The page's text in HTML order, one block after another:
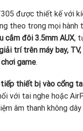
được thiết kế với
theo trong mọi hành
cắm đôi 3.5mm AUX,
trí trên máy bay,
game.
thiết bị vào cổng
với tai nghe hoặc
âm thanh không